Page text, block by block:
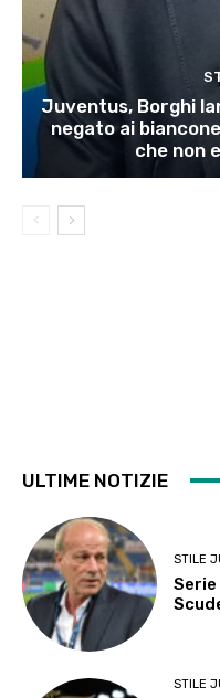
Juventus, Borghi
negato ai
che non
ULTIME NOTIZIE
STILE
Serie
STILE